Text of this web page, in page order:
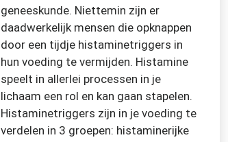
geneeskunde. Niettemin zijn er
daadwerkelijk mensen die opknappen
door een tijdje histaminetriggers in
hun voeding te vermijden. Histamine
speelt in allerlei processen in je
lichaam een rol en kan gaan stapelen.
Histaminetriggers zijn in je voeding te
verdelen in 3 groepen: histaminerijke